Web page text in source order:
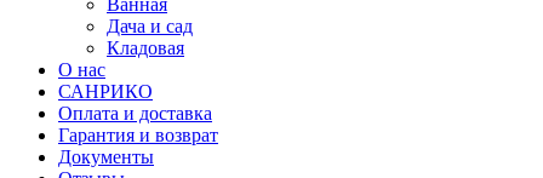
Ванная
Дача и сад
Кладовая
О нас
САНРИКО
Оплата и доставка
Гарантия и возврат
Документы